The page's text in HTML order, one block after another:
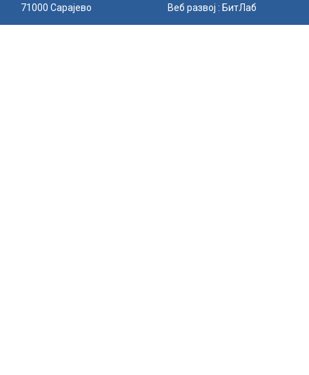
71000 Сарајево
Веб развој : БитЛаб